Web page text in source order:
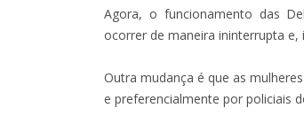
Agora, o funcionamento das
ocorrer de maneira ininterrupta e,
Outra mudança é que as
e preferencialmente por policiais